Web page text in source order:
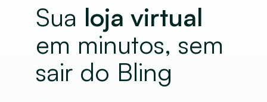
Sua loja virtual
em minutos, sem
sair do Bling